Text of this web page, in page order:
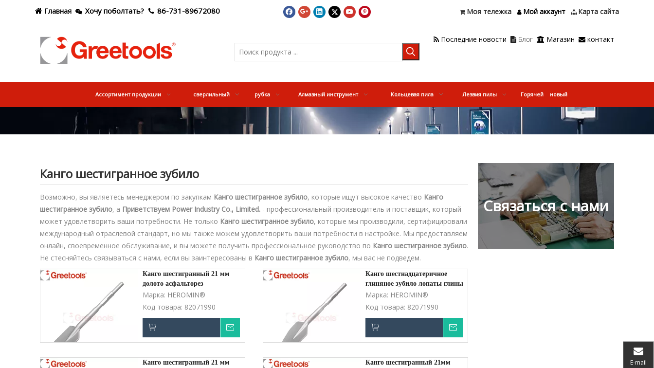
 Главная  Хочу поболтать?  86-731-89672080  Моя тележка  Мой аккаунт  Карта сайта
 Последние новости  Блог  Магазин  контакт
Ассортимент продукции сверлильный рубка Алмазный инструмент Кольцевая пила Лезвия пилы Горячей новый
Канго шестигранное зубило
Возможно, вы являетесь менеджером по закупкам Канго шестигранное зубило, которые ищут высокое качество Канго
шестигранное зубило, а Приветствуем Power Industry Co., Limited. - профессиональный производитель и поставщик, который
может удовлетворить ваши потребности. Не только Канго шестигранное зубило, которые мы производили, сертифицировали
международный отраслевой стандарт, но мы также можем удовлетворить ваши потребности в настройке. Мы предоставляем
онлайн, своевременное обслуживание, и вы можете получить профессиональное руководство по Канго шестигранное зубило.
Не стесняйтесь связываться с нами, если вы заинтересованы в Канго шестигранное зубило, мы вас не подведем.
Канго шестигранный 21 мм
долото асфальторез
Марка: HEROMIN®
Код товара: 82071990
Канго шестнадцатеричное
глиняное зубило лопаты глины
Марка: HEROMIN®
Код товара: 82071990
Канго шестигранный 21 мм
Канго шестигранный 21мм
Связаться с нами
E-mail